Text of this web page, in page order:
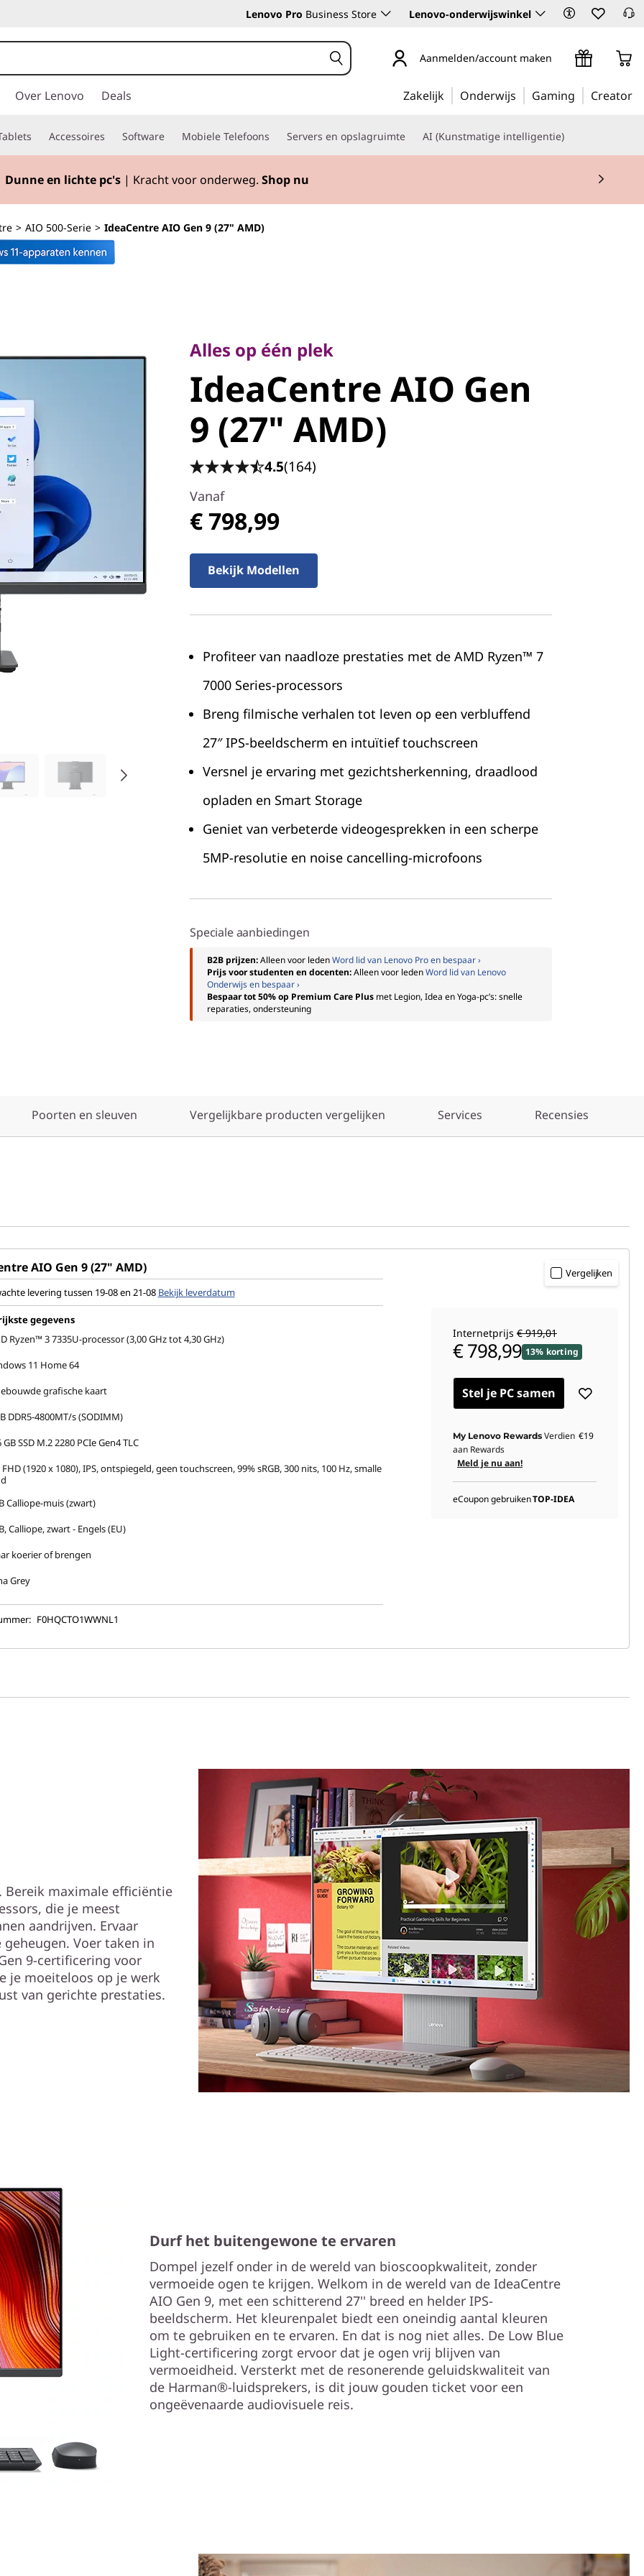
Lenovo Pro Business Store Lenovo-onderwijswinkel
Aanmelden/account maken
Over Lenovo Deals Zakelijk Onderwijs Gaming Creator
Accessoires Software Mobiele Telefoons Servers en opslagruimte AI (Kunstmatige intelligentie)
Dunne en lichte pc's| Kracht voor onderweg. Shop nu
> AIO 500-Serie > IdeaCentre AIO Gen 9 (27" AMD)
IdeaCentre AIO Gen
9 (27" AMD)
Alles op één plek
IdeaCentre AIO Gen
9 (27" AMD)
4.5(164)
Vanaf
€ 798,99
Bekijk Modellen
Profiteer van naadloze prestaties met de AMD Ryzen™ 7
7000 Series-processors
Breng filmische verhalen tot leven op een verbluffend
27″ IPS-beeldscherm en intuïtief touchscreen
Versnel je ervaring met gezichtsherkenning, draadlood
opladen en Smart Storage
Geniet van verbeterde videogesprekken in een scherpe
5MP-resolutie en noise cancelling-microfoons
Speciale aanbiedingen
B2B prijzen:Alleen voor ledenWord lid van Lenovo Pro en bespaar ›
Prijs voor studenten en docenten:Alleen voor ledenWord lid van Lenovo
Onderwijs en bespaar ›
Bespaar tot 50% op Premium Care Plus met Legion, Idea en Yoga-pc’s: snelle
reparaties, ondersteuning
Poorten en sleuven Vergelijkbare producten vergelijken Services Recensies
AIO Gen 9 (27" AMD)
levering tussen 19-08 en 21-08 Bekijk leverdatum
gegevens
Ryzen™ 3 7335U-processor (3,00 GHz tot 4,30 GHz)
11 Home 64
grafische kaart
DDR5-4800MT/s (SODIMM)
GB SSD M.2 2280 PCIe Gen4 TLC
(1920 x 1080), IPS, ontspiegeld, geen touchscreen, 99% sRGB, 300 nits, 100 Hz, smalle
Calliope-muis (zwart)
Calliope, zwart - Engels (EU)
koerier of brengen
Grey
F0HQCTO1WWNL1
Vergelijken
Internetprijs € 919,01
€ 798,99 13% korting
Stel je PC samen
My Lenovo Rewards Verdien €19
aan Rewards
Meld je nu aan!
eCoupon gebruikenTOP-IDEA
Bereik maximale efficiëntie
die je meest
aandrijven. Ervaar
Voer taken in
9-certificering voor
je moeiteloos op je werk
van gerichte prestaties.
Durf het buitengewone te ervaren
Dompel jezelf onder in de wereld van bioscoopkwaliteit, zonder
vermoeide ogen te krijgen. Welkom in de wereld van de IdeaCentre
AIO Gen 9, met een schitterend 27'' breed en helder IPS-
beeldscherm. Het kleurenpalet biedt een oneindig aantal kleuren
om te gebruiken en te ervaren. En dat is nog niet alles. De Low Blue
Light-certificering zorgt ervoor dat je ogen vrij blijven van
vermoeidheid. Versterkt met de resonerende geluidskwaliteit van
de Harman®-luidsprekers, is dit jouw gouden ticket voor een
ongeëvenaarde audiovisuele reis.